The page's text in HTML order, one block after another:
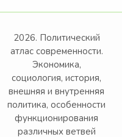
2026. Политический
атлас современности.
Экономика,
социология, история,
внешняя и внутренняя
политика, особенности
функционирования
различных ветвей